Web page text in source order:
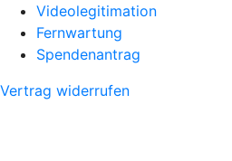
Videolegitimation
Fernwartung
Spendenantrag
Vertrag widerrufen